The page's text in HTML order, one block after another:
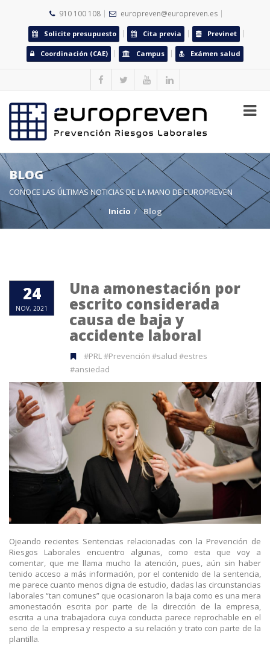
910 100 108 europreven@europreven.es
Solicite presupuesto Cita previa Previnet
Coordinación (CAE) Campus Exámen salud
BLOG
CONOCE LAS ÚLTIMAS NOTICIAS DE LA MANO DE EUROPREVEN
Inicio
Blog
24
NOV, 2021
Una amonestación por
escrito considerada
causa de baja y
accidente laboral
#PRL #Prevención #salud #estres
#ansiedad
Ojeando recientes Sentencias relacionadas con la Prevención de
Riesgos Laborales encuentro algunas, como esta que voy a
comentar, que me llama mucho la atención, pues, aún sin haber
tenido acceso a más información, por el contenido de la sentencia,
me parece cuanto menos digna de estudio, dadas las circunstancias
laborales “tan comunes” que ocasionaron la baja como es una mera
amonestación escrita por parte de la dirección de la empresa,
escrita a una trabajadora cuya conducta parece reprochable en el
seno de la empresa y respecto a su relación y trato con parte de la
plantilla.